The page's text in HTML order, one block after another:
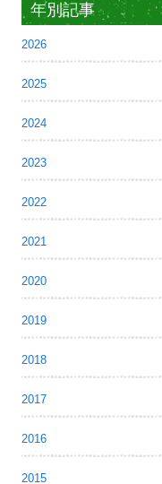
年別記事
2026
2025
2024
2023
2022
2021
2020
2019
2018
2017
2016
2015